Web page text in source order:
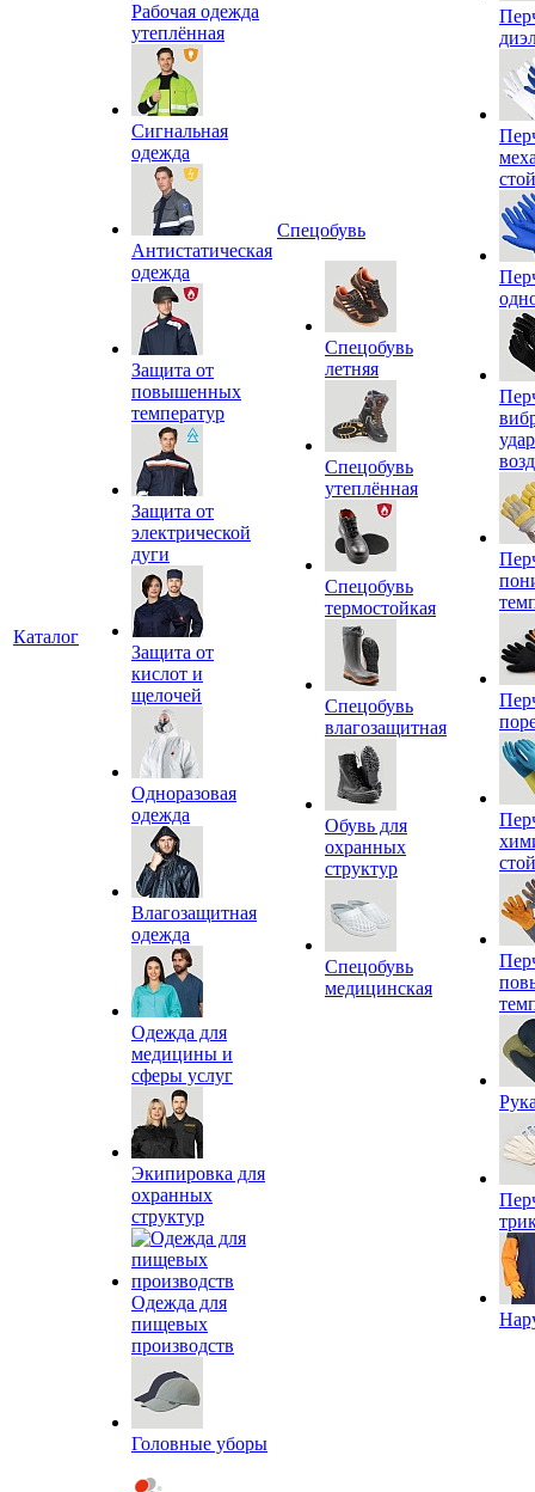
Каталог
Рабочая одежда
утеплённая
Сигнальная
одежда
Антистатическая
одежда
Защита от
повышенных
температур
Защита от
электрической
дуги
Защита от
кислот и
щелочей
Одноразовая
одежда
Влагозащитная
одежда
Одежда для
медицины и
сферы услуг
Экипировка для
охранных
структур
Одежда для
пищевых
производств
Головные уборы
Спецобувь
Спецобувь
летняя
Спецобувь
утеплённая
Спецобувь
термостойкая
Спецобувь
влагозащитная
Обувь для
охранных
структур
Спецобувь
медицинская